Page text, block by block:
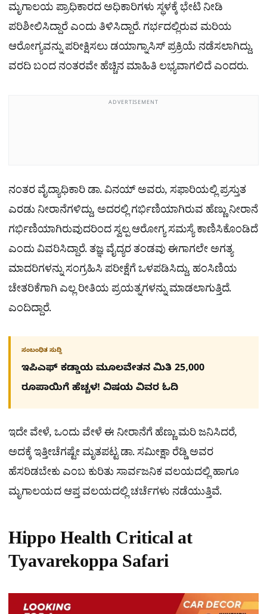
ಮೃಗಾಲಯ ಪ್ರಾಧಿಕಾರದ ಅಧಿಕಾರಿಗಳು ಸ್ಥಳಕ್ಕೆ ಭೇಟಿ ನೀಡಿ
ಪರಿಶೀಲಿಸಿದ್ದಾರೆ ಎಂದು ತಿಳಿಸಿದ್ದಾರೆ. ಗರ್ಭದಲ್ಲಿರುವ ಮರಿಯ
ಆರೋಗ್ಯವನ್ನು ಪರೀಕ್ಷಿಸಲು ಡಯಾಗ್ನಾಸಿಸ್ ಪ್ರಕ್ರಿಯೆ ನಡೆಸಲಾಗಿದ್ದು,
ವರದಿ ಬಂದ ನಂತರವೇ ಹೆಚ್ಚಿನ ಮಾಹಿತಿ ಲಭ್ಯವಾಗಲಿದೆ ಎಂದರು.
ADVERTISEMENT
ನಂತರ ವೈದ್ಯಾಧಿಕಾರಿ ಡಾ. ವಿನಯ್ ಅವರು, ಸಫಾರಿಯಲ್ಲಿ ಪ್ರಸ್ತುತ
ಎರಡು ನೀರಾನೆಗಳಿದ್ದು, ಅದರಲ್ಲಿ ಗರ್ಭಿಣಿಯಾಗಿರುವ ಹೆಣ್ಣು ನೀರಾನೆ
ಗರ್ಭಿಣಿಯಾಗಿರುವುದರಿಂದ ಸ್ವಲ್ಪ ಆರೋಗ್ಯ ಸಮಸ್ಯೆ ಕಾಣಿಸಿಕೊಂಡಿದೆ
ಎಂದು ವಿವರಿಸಿದ್ದಾರೆ. ತಜ್ಞ ವೈದ್ಯರ ತಂಡವು ಈಗಾಗಲೇ ಅಗತ್ಯ
ಮಾದರಿಗಳನ್ನು ಸಂಗ್ರಹಿಸಿ ಪರೀಕ್ಷೆಗೆ ಒಳಪಡಿಸಿದ್ದು, ಹಂಸಿಣಿಯ
ಚೇತರಿಕೆಗಾಗಿ ಎಲ್ಲ ರೀತಿಯ ಪ್ರಯತ್ನಗಳನ್ನು ಮಾಡಲಾಗುತ್ತಿದೆ.
ಎಂದಿದ್ದಾರೆ.
ಸಂಬಂಧಿತ ಸುದ್ದಿ
ಇಪಿಎಫ್ ಕಡ್ಡಾಯ ಮೂಲವೇತನ ಮಿತಿ 25,000
ರೂಪಾಯಿಗೆ ಹೆಚ್ಚಳ! ವಿಷಯ ವಿವರ ಓದಿ
ಇದೇ ವೇಳೆ, ಒಂದು ವೇಳೆ ಈ ನೀರಾನೆಗೆ ಹೆಣ್ಣು ಮರಿ ಜನಿಸಿದರೆ,
ಅದಕ್ಕೆ ಇತ್ತೀಚೆಗಷ್ಟೇ ಮೃತಪಟ್ಟ ಡಾ. ಸಮೀಕ್ಷಾ ರೆಡ್ಡಿ ಅವರ
ಹೆಸರಿಡಬೇಕು ಎಂಬ ಕುರಿತು ಸಾರ್ವಜನಿಕ ವಲಯದಲ್ಲಿ ಹಾಗೂ
ಮೃಗಾಲಯದ ಆಪ್ತ ವಲಯದಲ್ಲಿ ಚರ್ಚೆಗಳು ನಡೆಯುತ್ತಿವೆ.
Hippo Health Critical at
Tyavarekoppa Safari